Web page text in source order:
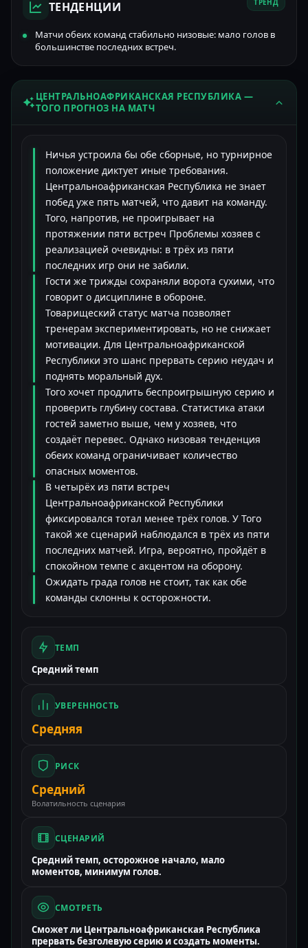
ТЕНДЕНЦИИ ТРЕНД
Матчи обеих команд стабильно низовые: мало голов в
большинстве последних встреч.
ЦЕНТРАЛЬНОАФРИКАНСКАЯ РЕСПУБЛИКА —
ТОГО ПРОГНОЗ НА МАТЧ
Ничья устроила бы обе сборные, но турнирное
положение диктует иные требования.
Центральноафриканская Республика не знает
побед уже пять матчей, что давит на команду.
Того, напротив, не проигрывает на
протяжении пяти встреч Проблемы хозяев с
реализацией очевидны: в трёх из пяти
последних игр они не забили.
Гости же трижды сохраняли ворота сухими, что
говорит о дисциплине в обороне.
Товарищеский статус матча позволяет
тренерам экспериментировать, но не снижает
мотивации. Для Центральноафриканской
Республики это шанс прервать серию неудач и
поднять моральный дух.
Того хочет продлить беспроигрышную серию и
проверить глубину состава. Статистика атаки
гостей заметно выше, чем у хозяев, что
создаёт перевес. Однако низовая тенденция
обеих команд ограничивает количество
опасных моментов.
В четырёх из пяти встреч
Центральноафриканской Республики
фиксировался тотал менее трёх голов. У Того
такой же сценарий наблюдался в трёх из пяти
последних матчей. Игра, вероятно, пройдёт в
спокойном темпе с акцентом на оборону.
Ожидать града голов не стоит, так как обе
команды склонны к осторожности.
ТЕМП
Средний темп
УВЕРЕННОСТЬ
Средняя
РИСК
Средний
Волатильность сценария
СЦЕНАРИЙ
Средний темп, осторожное начало, мало
моментов, минимум голов.
СМОТРЕТЬ
Сможет ли Центральноафриканская Республика
прервать безголевую серию и создать моменты.